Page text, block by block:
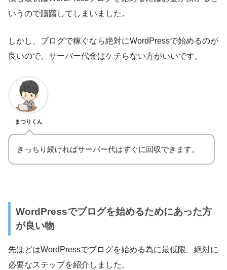
いうので躊躇してしまいました。
しかし、ブログで稼ぐなら絶対にWordPressで始めるのが
良いので、サーバー代金はケチらない方がいいです。
まつりくん
きっちり続ければサーバー代はすぐに回収できます。
WordPressでブログを始めるためにあった方
が良い物
先ほどはWordPressでブログを始める為に最低限、絶対に
必要なステップを紹介しました。